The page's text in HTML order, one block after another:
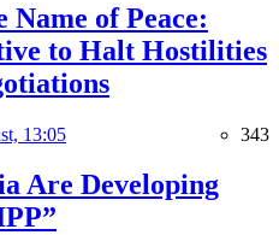
of Peace:
to Halt Hostilities
13:05 343
Are Developing